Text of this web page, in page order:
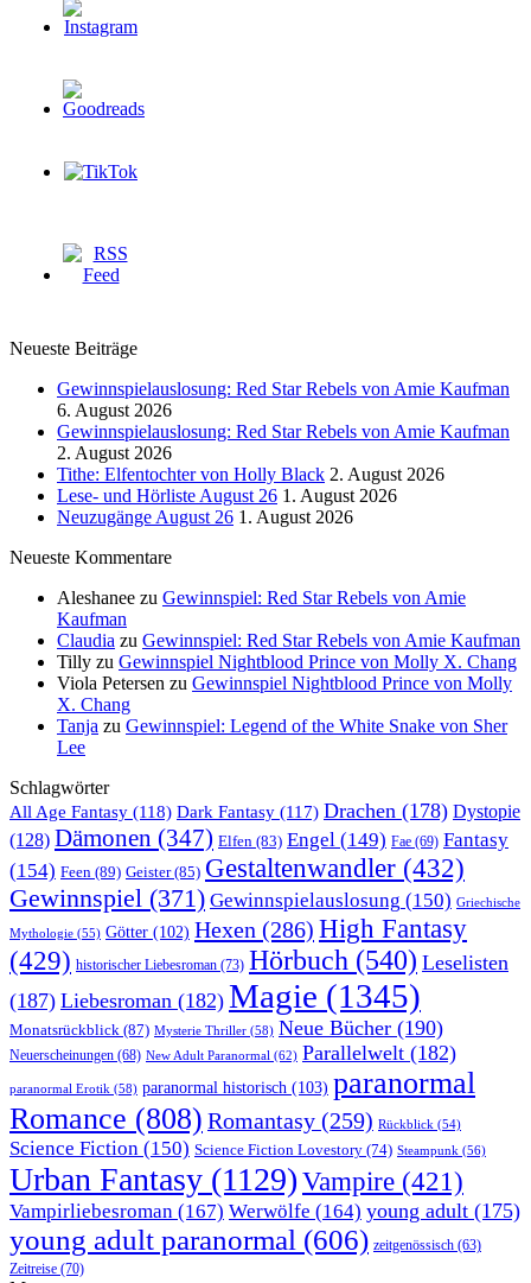
Neueste Beiträge
Gewinnspielauslosung: Red Star Rebels von Amie Kaufman
6. August 2026
Gewinnspielauslosung: Red Star Rebels von Amie Kaufman
2. August 2026
Tithe: Elfentochter von Holly Black 2. August 2026
Lese- und Hörliste August 26 1. August 2026
Neuzugänge August 26 1. August 2026
Neueste Kommentare
Aleshanee zu Gewinnspiel: Red Star Rebels von Amie
Kaufman
Claudia zu Gewinnspiel: Red Star Rebels von Amie Kaufman
Tilly zu Gewinnspiel Nightblood Prince von Molly X. Chang
Viola Petersen zu Gewinnspiel Nightblood Prince von Molly
X. Chang
Tanja zu Gewinnspiel: Legend of the White Snake von Sher
Lee
Schlagwörter
All Age Fantasy (118) Dark Fantasy (117) Drachen (178) Dystopie
(128) Dämonen (347) Elfen (83) Engel (149) Fae (69) Fantasy
(154) Feen (89) Geister(85) Gestaltenwandler (432)
Gewinnspiel (371) Gewinnspielauslosung (150) Griechische
Mythologie (55) Götter (102) Hexen (286) High Fantasy
(429) historischer Liebesroman (73) Hörbuch (540) Leselisten
(187) Liebesroman (182) Magie (1345)
Monatsrückblick (87) Mysterie Thriller (58) Neue Bücher (190)
Neuerscheinungen (68) New Adult Paranormal (62) Parallelwelt (182)
paranormal Erotik (58) paranormal historisch (103) paranormal
Romance (808) Romantasy (259) Rückblick (54)
Science Fiction (150) Science Fiction Lovestory (74) Steampunk (56)
Urban Fantasy (1129) Vampire (421)
Vampirliebesroman (167) Werwölfe (164) young adult (175)
young adult paranormal (606) zeitgenössisch (63)
Zeitreise (70)